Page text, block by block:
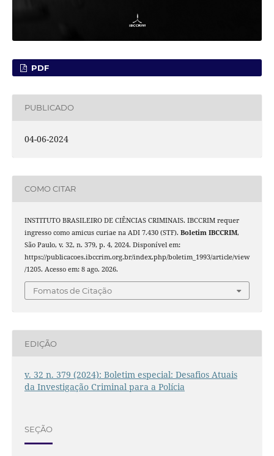
PDF
PUBLICADO
04-06-2024
COMO CITAR
INSTITUTO BRASILEIRO DE CIÊNCIAS CRIMINAIS. IBCCRIM requer
ingresso como amicus curiae na ADI 7.430 (STF). Boletim IBCCRIM,
São Paulo, v. 32, n. 379, p. 4, 2024. Disponível em:
https://publicacoes.ibccrim.org.br/index.php/boletim_1993/article/view
/1205. Acesso em: 8 ago. 2026.
Fomatos de Citação
EDIÇÃO
v. 32 n. 379 (2024): Boletim especial: Desafios Atuais
da Investigação Criminal para a Polícia
SEÇÃO